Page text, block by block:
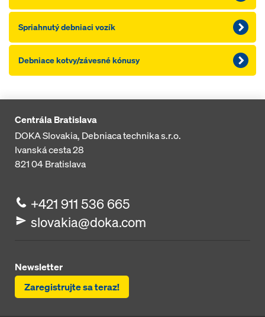
Spriahnutý debniaci vozík
Debniace kotvy/závesné kónusy
Centrála Bratislava
DOKA Slovakia, Debniaca technika s.r.o.
Ivanská cesta 28
821 04Bratislava
+421 911 536 665
slovakia@doka.com
Newsletter
Zaregistrujte sa teraz!